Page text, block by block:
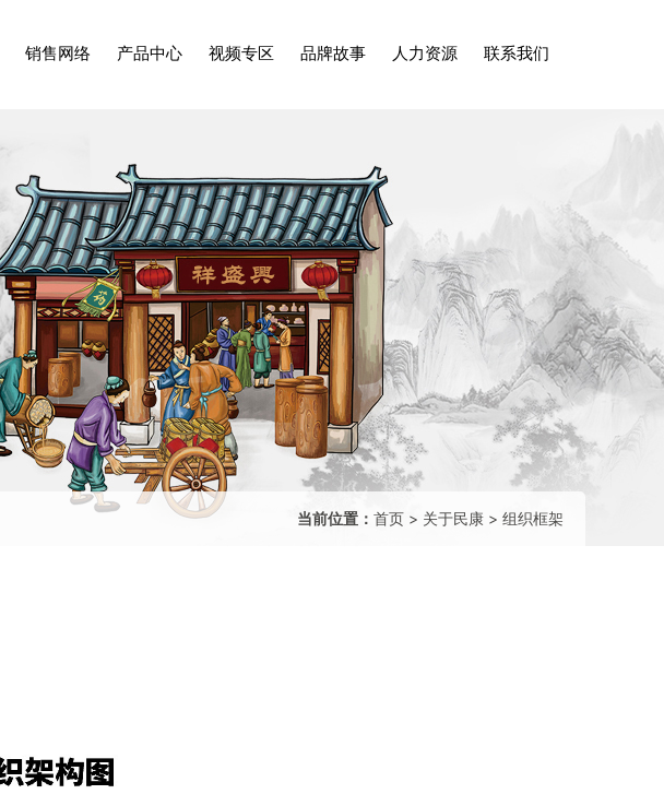
销售网络 产品中心 视频专区 品牌故事 人力资源 联系我们
当前位置： 首页 > 关于民康 > 组织框架